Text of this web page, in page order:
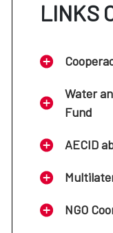
LINKS
Water
Fund
AECID
NGO